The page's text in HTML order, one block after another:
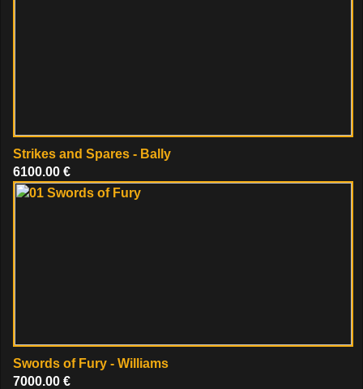
Strikes and Spares - Bally
6100.00 €
Swords of Fury - Williams
7000.00 €